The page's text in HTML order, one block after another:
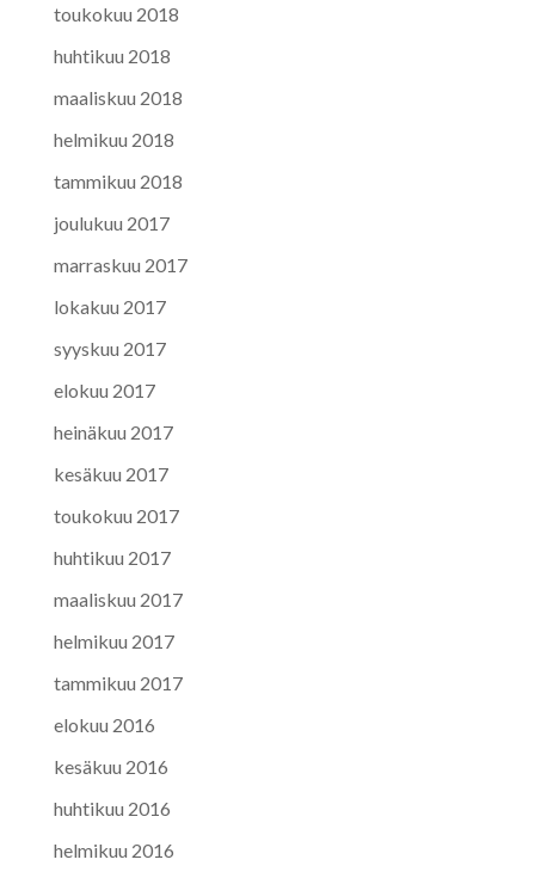
toukokuu 2018
huhtikuu 2018
maaliskuu 2018
helmikuu 2018
tammikuu 2018
joulukuu 2017
marraskuu 2017
lokakuu 2017
syyskuu 2017
elokuu 2017
heinäkuu 2017
kesäkuu 2017
toukokuu 2017
huhtikuu 2017
maaliskuu 2017
helmikuu 2017
tammikuu 2017
elokuu 2016
kesäkuu 2016
huhtikuu 2016
helmikuu 2016